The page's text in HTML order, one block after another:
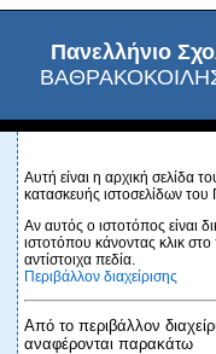
Πανελλήνιο
Αυτή είναι η αρχική σελίδα
κατασκευής ιστοσελίδων του
Αν αυτός ο ιστοτόπος είναι
ιστοτόπου κάνοντας κλικ
αντίστοιχα πεδία.
Περιβάλλον διαχείρισης
Από το περιβάλλον
αναφέρονται παρακάτω